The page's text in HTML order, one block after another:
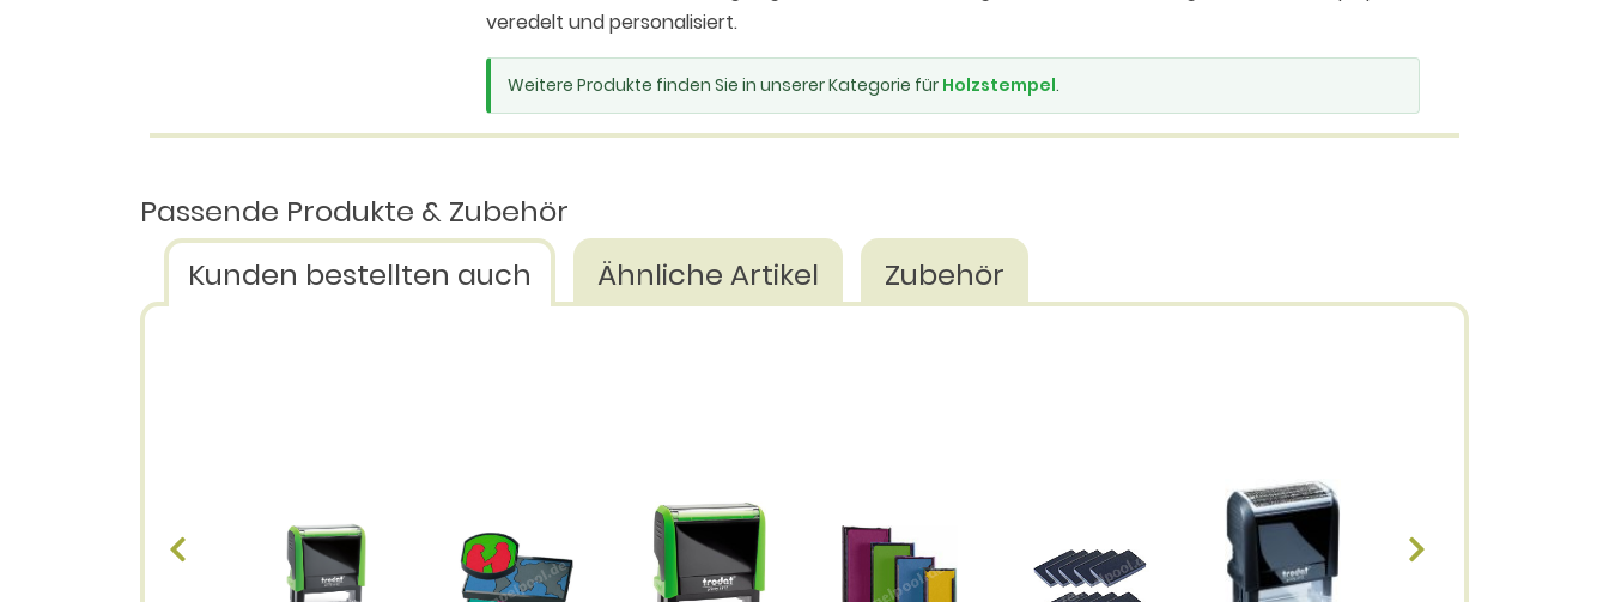
veredelt und personalisiert.
Weitere Produkte finden Sie in unserer Kategorie für Holzstempel.
Passende Produkte & Zubehör
Kunden bestellten auch
Ähnliche Artikel Zubehör